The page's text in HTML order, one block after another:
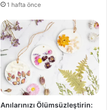
1 hafta önce
Anılarınızı Ölümsüzleştirin: